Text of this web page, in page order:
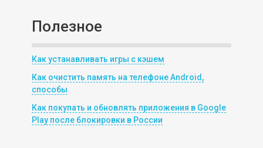
Полезное
Как устанавливать игры с кэшем
Как очистить память на телефоне Android,
способы
Как покупать и обновлять приложения в Google
Play после блокировки в России